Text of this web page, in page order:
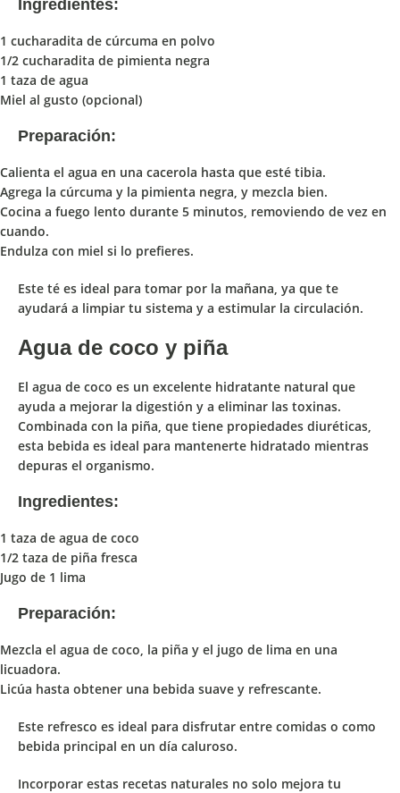
Ingredientes:
1 cucharadita de cúrcuma en polvo
1/2 cucharadita de pimienta negra
1 taza de agua
Miel al gusto (opcional)
Preparación:
Calienta el agua en una cacerola hasta que esté tibia.
Agrega la cúrcuma y la pimienta negra, y mezcla bien.
Cocina a fuego lento durante 5 minutos, removiendo de vez en
cuando.
Endulza con miel si lo prefieres.
Este té es ideal para tomar por la mañana, ya que te
ayudará a limpiar tu sistema y a estimular la circulación.
Agua de coco y piña
El agua de coco es un excelente hidratante natural que
ayuda a mejorar la digestión y a eliminar las toxinas.
Combinada con la piña, que tiene propiedades diuréticas,
esta bebida es ideal para mantenerte hidratado mientras
depuras el organismo.
Ingredientes:
1 taza de agua de coco
1/2 taza de piña fresca
Jugo de 1 lima
Preparación:
Mezcla el agua de coco, la piña y el jugo de lima en una
licuadora.
Licúa hasta obtener una bebida suave y refrescante.
Este refresco es ideal para disfrutar entre comidas o como
bebida principal en un día caluroso.
Incorporar estas recetas naturales no solo mejora tu